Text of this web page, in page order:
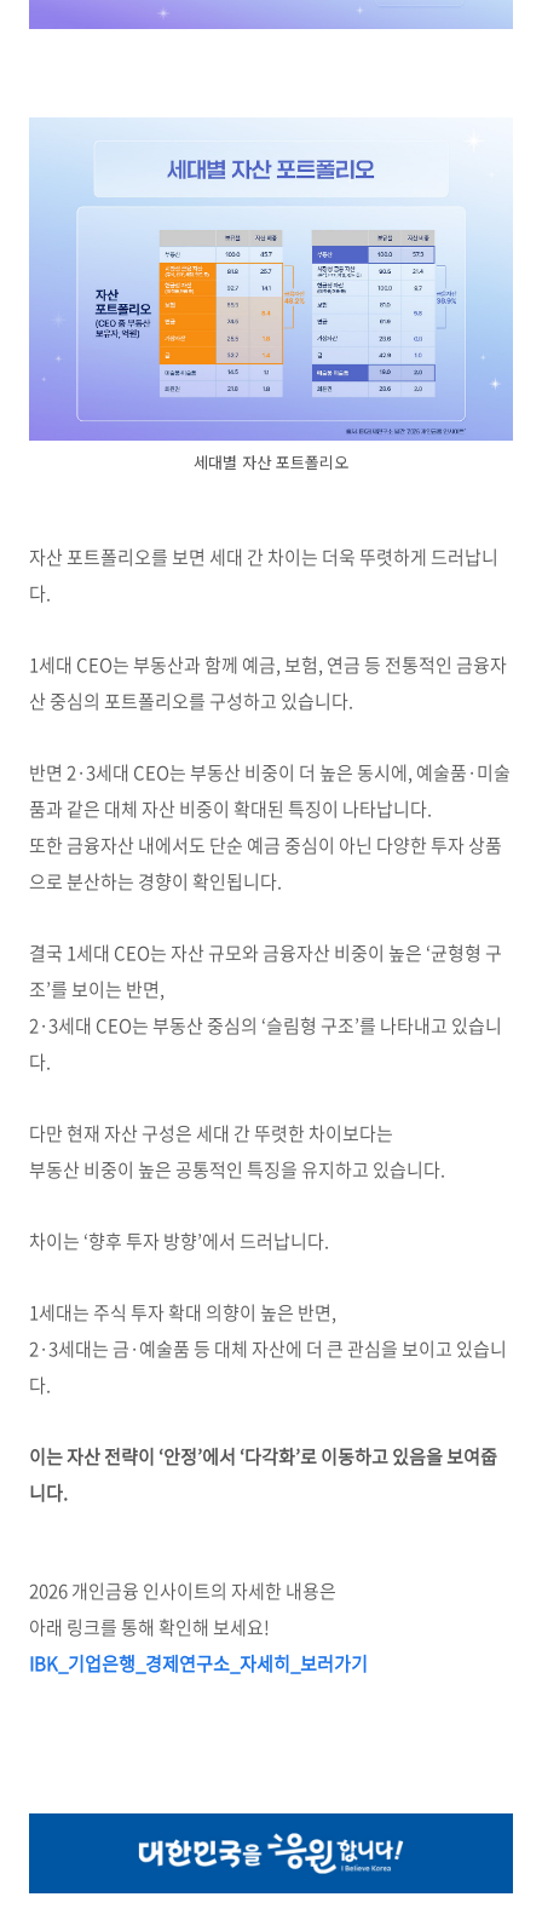
세대별 자산 포트폴리오
자산 포트폴리오를 보면 세대 간 차이는 더욱 뚜렷하게 드러납니
다.
1세대 CEO는 부동산과 함께 예금, 보험, 연금 등 전통적인 금융자
산 중심의 포트폴리오를 구성하고 있습니다.
반면 2·3세대 CEO는 부동산 비중이 더 높은 동시에, 예술품·미술
품과 같은 대체 자산 비중이 확대된 특징이 나타납니다.
또한 금융자산 내에서도 단순 예금 중심이 아닌 다양한 투자 상품
으로 분산하는 경향이 확인됩니다.
결국 1세대 CEO는 자산 규모와 금융자산 비중이 높은 ‘균형형 구
조’를 보이는 반면,
2·3세대 CEO는 부동산 중심의 ‘슬림형 구조’를 나타내고 있습니
다.
다만 현재 자산 구성은 세대 간 뚜렷한 차이보다는
부동산 비중이 높은 공통적인 특징을 유지하고 있습니다.
차이는 ‘향후 투자 방향’에서 드러납니다.
1세대는 주식 투자 확대 의향이 높은 반면,
2·3세대는 금·예술품 등 대체 자산에 더 큰 관심을 보이고 있습니
다.
이는 자산 전략이 ‘안정’에서 ‘다각화’로 이동하고 있음을 보여줍
니다.
2026 개인금융 인사이트의 자세한 내용은
아래 링크를 통해 확인해 보세요!
IBK_ 기업은행_ 경제연구소_ 자세히_ 보러가기